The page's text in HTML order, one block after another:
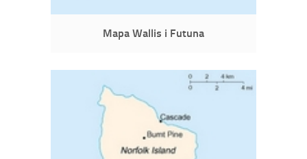
Mapa Wallis i Futuna